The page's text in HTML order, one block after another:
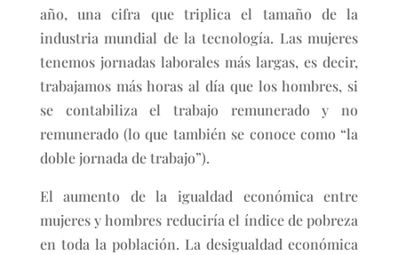
año, una cifra que triplica el tamaño de la
industria mundial de la tecnología. Las mujeres
tenemos jornadas laborales más largas, es decir,
trabajamos más horas al día que los hombres, si
se contabiliza el trabajo remunerado y no
remunerado (lo que también se conoce como “la
doble jornada de trabajo”).
El aumento de la igualdad económica entre
mujeres y hombres reduciría el índice de pobreza
en toda la población. La desigualdad económica